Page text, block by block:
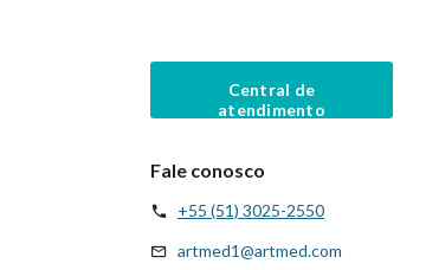
Central de
atendimento
Fale conosco
+55 (51) 3025-2550
artmed1@artmed.com